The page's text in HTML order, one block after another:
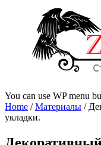
You can use WP menu
Home /Материалы /
укладки.